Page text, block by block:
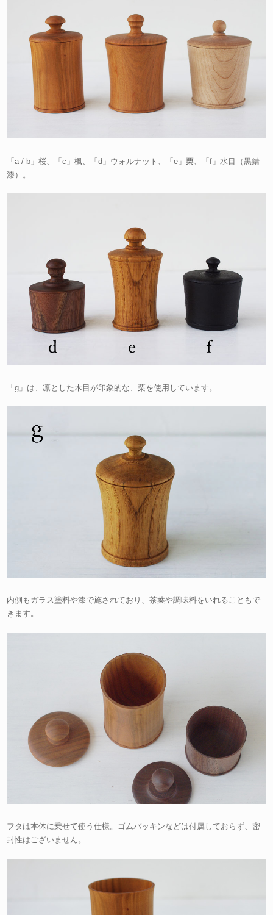
「a / b」桜、「c」楓、「d」ウォルナット、「e」栗、「f」水目（黒錆
漆）。
「g」は、凛とした木目が印象的な、栗を使用しています。
内側もガラス塗料や漆で施されており、茶葉や調味料をいれることもで
きます。
フタは本体に乗せて使う仕様。ゴムパッキンなどは付属しておらず、密
封性はございません。